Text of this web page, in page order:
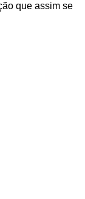
que assim se